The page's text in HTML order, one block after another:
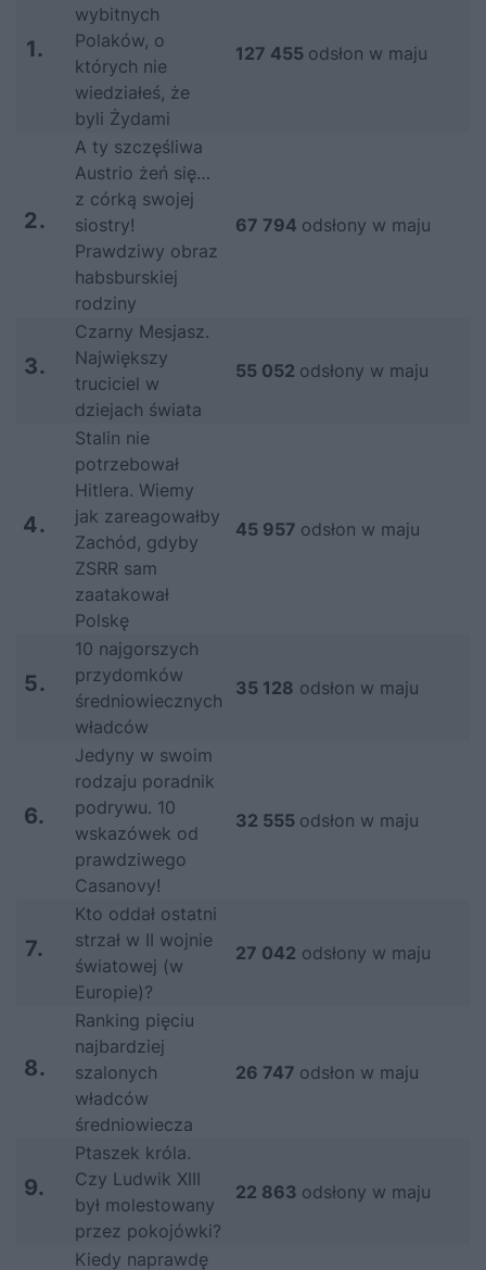
1.
wybitnych
Polaków, o
których nie
wiedziałeś, że
byli Żydami
127 455 odsłon w maju
2.
A ty szczęśliwa
Austrio żeń się…
z córką swojej
siostry!
Prawdziwy obraz
habsburskiej
rodziny
67 794 odsłony w maju
3.
Czarny Mesjasz.
Największy
truciciel w
dziejach świata
55 052 odsłony w maju
4.
Stalin nie
potrzebował
Hitlera. Wiemy
jak zareagowałby
Zachód, gdyby
ZSRR sam
zaatakował
Polskę
45 957 odsłon w maju
5.
10 najgorszych
przydomków
średniowiecznych
władców
35 128 odsłon w maju
6.
Jedyny w swoim
rodzaju poradnik
podrywu. 10
wskazówek od
prawdziwego
Casanovy!
32 555 odsłon w maju
7.
Kto oddał ostatni
strzał w II wojnie
światowej (w
Europie)?
27 042 odsłony w maju
8.
Ranking pięciu
najbardziej
szalonych
władców
średniowiecza
26 747 odsłon w maju
9.
Ptaszek króla.
Czy Ludwik XIII
był molestowany
przez pokojówki?
22 863 odsłony w maju
Kiedy naprawdę